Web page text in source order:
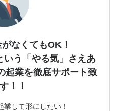
なくてもOK！
いう「やる気」さえあ
起業を徹底サポート致
！！
業して形にしたい！